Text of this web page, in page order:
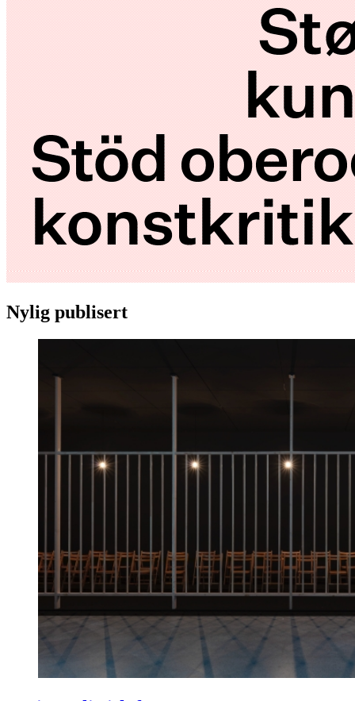
Nylig publisert